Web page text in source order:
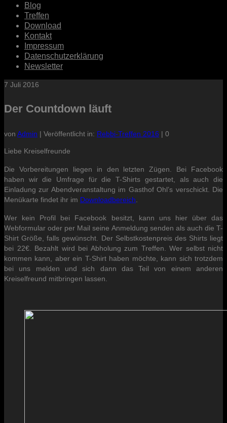
Blog
Treffen
Download
Kontakt
Impressum
Datenschutzerklärung
Newsletter
7 Juli 2016
Der Countdown läuft
von Admin | Veröffentlicht in: Rebbi-Treffen 2016 | 0
Liebe Kreiselfreunde
Die Vorbereitungen liegen in den letzten Zügen. Bei Facebook
haben wir die Umfrage für die T-Shirts gestartet, als auch die
Einladung zur Abendveranstaltung im Gasthof Ohl’s verschickt. Die
Menükarte findet ihr im Downloadbereich
Wer kein Profil bei Facebook besitzt, kann uns hier über das
Webformular oder per Mail seine Anmeldung senden als auch die T-
Shirt Größe, falls gewünscht. Der Selbstkostenpreis des Shirts liegt
bei 22€. Bezahlt wird bei Abholung zum Treffen. Wer selbst nicht
kommen kann, aber ein T-Shirt haben möchte, kann sich trotzdem
bei uns melden und sich dann das Teil von einem anderen
Kreiselfreund mitbringen lassen.